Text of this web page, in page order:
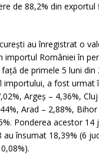
de 88,2% din
au înregistrat o
importul României în
de primele 5 luni din
a fost urmat
Argeș – 4,36%,
Arad – 2,88%,
Ponderea acestor
însumat 18,39% (6